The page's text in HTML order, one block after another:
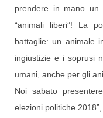
prendere in mano
“animali liberi”! La
battaglie: un animale
ingiustizie e i soprusi
umani, anche per gli
Noi sabato
elezioni politiche